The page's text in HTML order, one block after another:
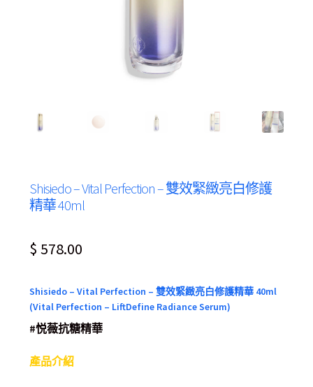
Shisiedo – Vital Perfection – 雙效緊緻亮白修護
精華 40ml
$ 578.00
Shisiedo – Vital Perfection – 雙效緊緻亮白修護精華 40ml
(Vital Perfection – LiftDefine Radiance Serum)
#悦薇抗糖精華
產品介紹